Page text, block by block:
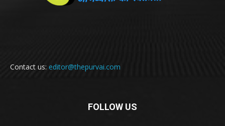
Contact us: editor@thepurvai.com
FOLLOW US